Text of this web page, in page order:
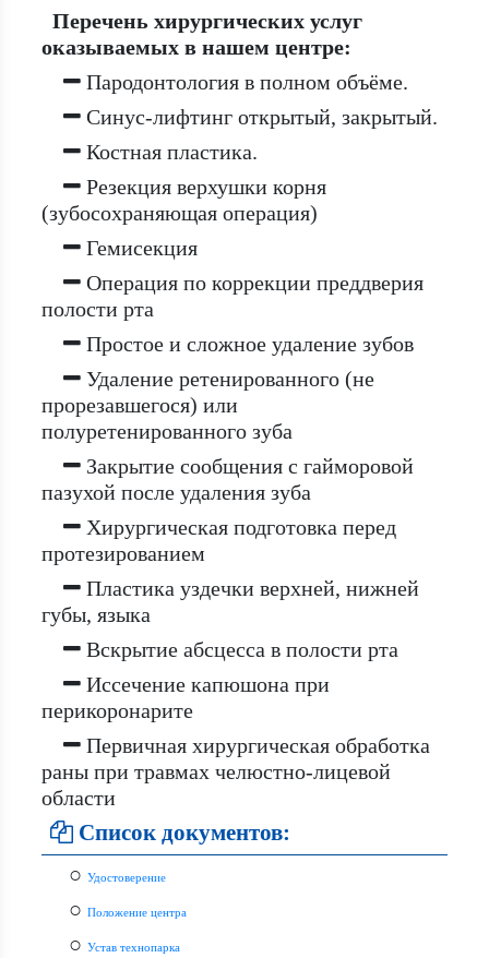
Перечень хирургических услуг
оказываемых в нашем центре:
Пародонтология в полном объёме.
Синус-лифтинг открытый, закрытый.
Костная пластика.
Резекция верхушки корня
(зубосохраняющая операция)
Гемисекция
Операция по коррекции преддверия
полости рта
Простое и сложное удаление зубов
Удаление ретенированного (не
прорезавшегося) или
полуретенированного зуба
Закрытие сообщения с гайморовой
пазухой после удаления зуба
Хирургическая подготовка перед
протезированием
Пластика уздечки верхней, нижней
губы, языка
Вскрытие абсцесса в полости рта
Иссечение капюшона при
перикоронарите
Первичная хирургическая обработка
раны при травмах челюстно-лицевой
области
Список документов:
○ Удостоверение
○ Положение центра
○ Устав технопарка